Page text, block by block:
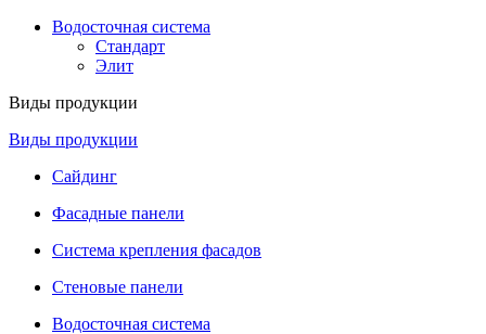
Водосточная система
Стандарт
Элит
Виды продукции
Виды продукции
Сайдинг
Фасадные панели
Система крепления фасадов
Стеновые панели
Водосточная система